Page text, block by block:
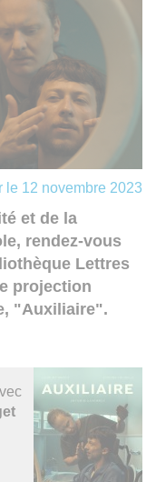
le 12 novembre 2023
et de la
rendez-vous
Lettres
projection
"Auxiliaire".